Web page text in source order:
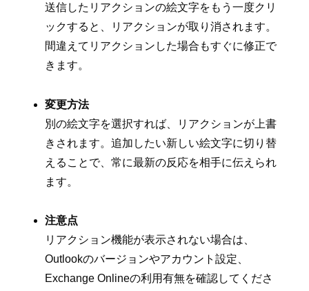
送信したリアクションの絵文字をもう一度クリ
ックすると、リアクションが取り消されます。
間違えてリアクションした場合もすぐに修正で
きます。
変更方法
別の絵文字を選択すれば、リアクションが上書
きされます。追加したい新しい絵文字に切り替
えることで、常に最新の反応を相手に伝えられ
ます。
注意点
リアクション機能が表示されない場合は、
Outlookのバージョンやアカウント設定、
Exchange Onlineの利用有無を確認してくださ